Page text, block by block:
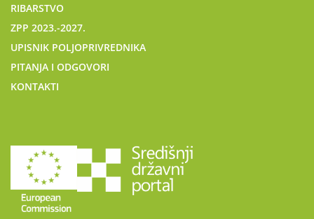
RIBARSTVO
ZPP 2023.-2027.
UPISNIK POLJOPRIVREDNIKA
PITANJA I ODGOVORI
KONTAKTI